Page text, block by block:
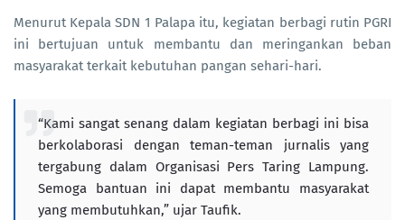
Menurut Kepala SDN 1 Palapa itu, kegiatan berbagi rutin PGRI
ini bertujuan untuk membantu dan meringankan beban
masyarakat terkait kebutuhan pangan sehari-hari.
“Kami sangat senang dalam kegiatan berbagi ini bisa
berkolaborasi dengan teman-teman jurnalis yang
tergabung dalam Organisasi Pers Taring Lampung.
Semoga bantuan ini dapat membantu masyarakat
yang membutuhkan,” ujar Taufik.